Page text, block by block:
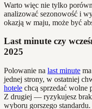
Warto więc nie tylko
analizować sezonowość i
okazją w maju, może być
Last minute czy
2025
Polowanie na last minute
jednej strony, w ostatniej
hotele chcą sprzedać wolne
Z drugiej — ryzykujesz
wyboru gorszego standardu.